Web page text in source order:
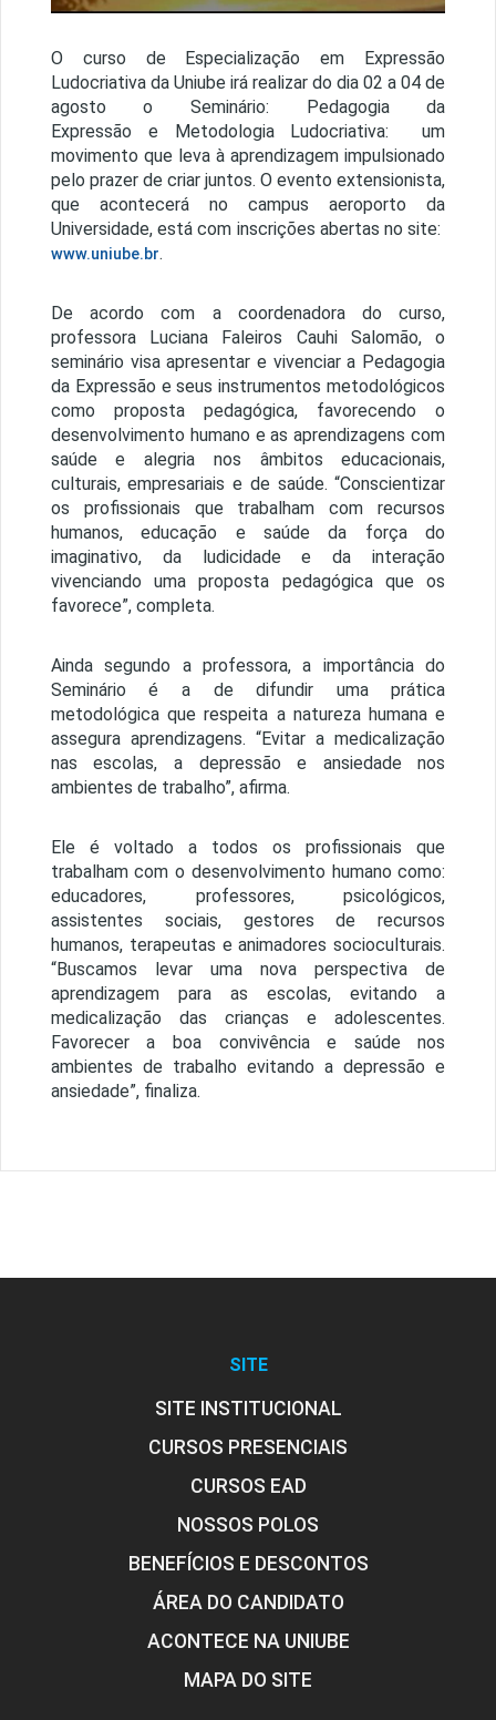
O curso de Especialização em Expressão
Ludocriativa da Uniube irá realizar do dia 02 a 04 de
agosto o Seminário: Pedagogia da
Expressão e Metodologia Ludocriativa: um
movimento que leva à aprendizagem impulsionado
pelo prazer de criar juntos. O evento extensionista,
que acontecerá no campus aeroporto da
Universidade, está com inscrições abertas no site:
www.uniube.br.
De acordo com a coordenadora do curso,
professora Luciana Faleiros Cauhi Salomão, o
seminário visa apresentar e vivenciar a Pedagogia
da Expressão e seus instrumentos metodológicos
como proposta pedagógica, favorecendo o
desenvolvimento humano e as aprendizagens com
saúde e alegria nos âmbitos educacionais,
culturais, empresariais e de saúde. “Conscientizar
os profissionais que trabalham com recursos
humanos, educação e saúde da força do
imaginativo, da ludicidade e da interação
vivenciando uma proposta pedagógica que os
favorece”, completa.
Ainda segundo a professora, a importância do
Seminário é a de difundir uma prática
metodológica que respeita a natureza humana e
assegura aprendizagens. “Evitar a medicalização
nas escolas, a depressão e ansiedade nos
ambientes de trabalho”, afirma.
Ele é voltado a todos os profissionais que
trabalham com o desenvolvimento humano como:
educadores, professores, psicológicos,
assistentes sociais, gestores de recursos
humanos, terapeutas e animadores socioculturais.
“Buscamos levar uma nova perspectiva de
aprendizagem para as escolas, evitando a
medicalização das crianças e adolescentes.
Favorecer a boa convivência e saúde nos
ambientes de trabalho evitando a depressão e
ansiedade”, finaliza.
SITE
SITE INSTITUCIONAL
CURSOS PRESENCIAIS
CURSOS EAD
NOSSOS POLOS
BENEFÍCIOS E DESCONTOS
ÁREA DO CANDIDATO
ACONTECE NA UNIUBE
MAPA DO SITE